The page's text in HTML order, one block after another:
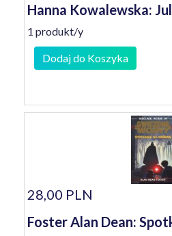
Hanna Kowalewska:
1 produkt/y
Dodaj do Koszyka
28,00 PLN
Foster Alan Dean: